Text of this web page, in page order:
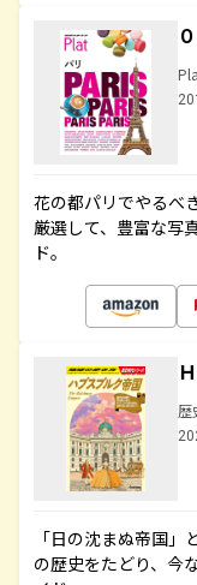
花の都パリでやるべ
厳選して、豊富な写
ド。
歴
「日の沈まぬ帝国
の歴史をたどり、今